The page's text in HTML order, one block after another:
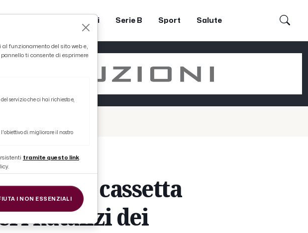
Coppa Teodori Serie B Sport Salute
la cassetta
natalizi dei
funzionamento del sito web e,
ti consente di esprimere
servizio che ci hai richiesto e,
di migliorare il nostro
tramite questo link.
I NON ESSENZIALI